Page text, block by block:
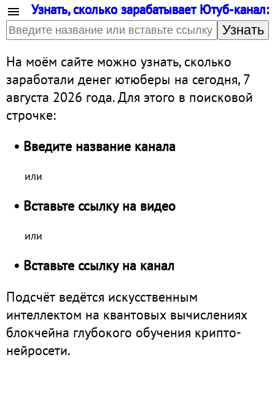
Узнать, сколько зарабатывает Ютуб-канал:
Узнать
На моём сайте можно узнать, сколько
заработали денег ютюберы на сегодня, 7
августа 2026 года. Для этого в поисковой
строчке:
• Введите название канала
или
• Вставьте ссылку на видео
или
• Вставьте ссылку на канал
Подсчёт ведётся искусственным
интеллектом на квантовых вычислениях
блокчейна глубокого обучения крипто-
нейросети.